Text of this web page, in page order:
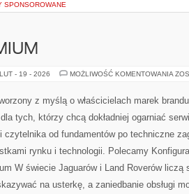
SPONSOROWANE
LUT - 19 - 2026 MOŻLIWOŚĆ KOMENTOWANIA
z myślą o właścicielach marek
tych, którzy chcą dokładniej ogarniać
czytelnika od fundamentów po techniczne
rynku i technologii. Polecamy
W świecie Jaguarów i Land Roverów liczą
na usterkę, a zaniedbanie obsługi